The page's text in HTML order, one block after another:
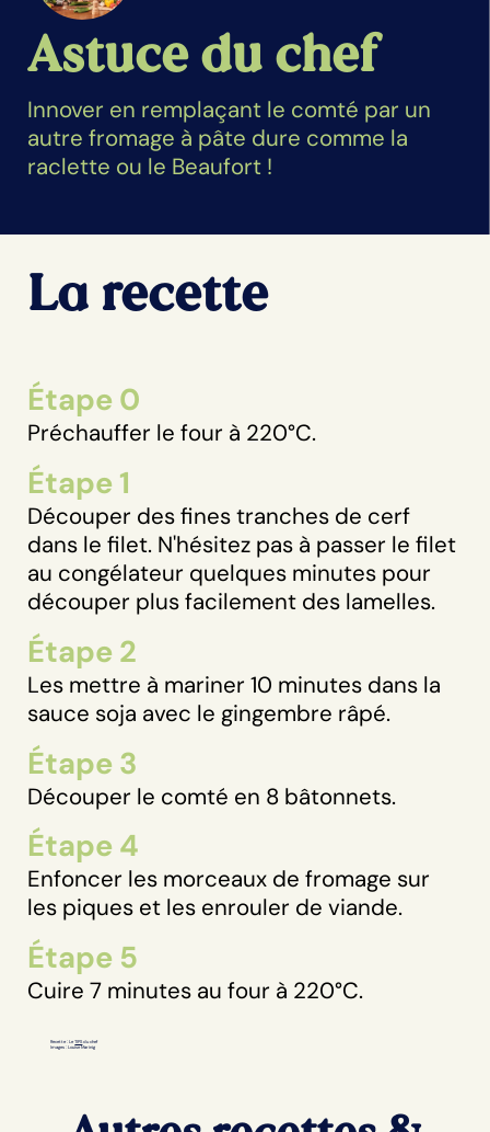
Astuce du chef
Innover en remplaçant le comté par un
autre fromage à pâte dure comme la
raclette ou le Beaufort !
La recette
Étape 0
Préchauffer le four à 220°C.
Étape 1
Découper des fines tranches de cerf
dans le filet. N'hésitez pas à passer le filet
au congélateur quelques minutes pour
découper plus facilement des lamelles.
Étape 2
Les mettre à mariner 10 minutes dans la
sauce soja avec le gingembre râpé.
Étape 3
Découper le comté en 8 bâtonnets.
Étape 4
Enfoncer les morceaux de fromage sur
les piques et les enrouler de viande.
Étape 5
Cuire 7 minutes au four à 220°C.
Recette : LeTIPSdu chef
Images : Louise Marinig